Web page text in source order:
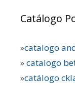
Catálogo
»catalogo
»catalogo
»catálogo